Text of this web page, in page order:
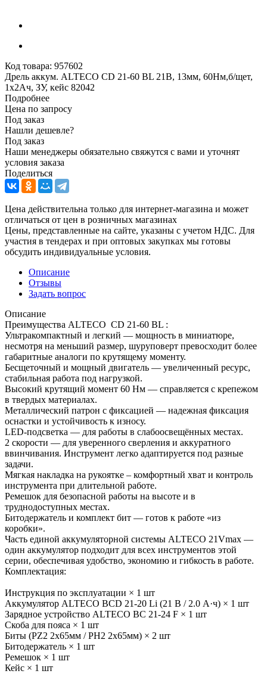
Код товара: 957602
Дрель аккум. ALTECO CD 21-60 BL 21В, 13мм, 60Нм,б/щет,
1х2Ач, ЗУ, кейс 82042
Подробнее
Цена по запросу
Под заказ
Нашли дешевле?
Под заказ
Наши менеджеры обязательно свяжутся с вами и уточнят
условия заказа
Поделиться
Цена действительна только для интернет-магазина и может
отличаться от цен в розничных магазинах
Цены, представленные на сайте, указаны с учетом НДС. Для
участия в тендерах и при оптовых закупках мы готовы
обсудить индивидуальные условия.
Описание
Отзывы
Задать вопрос
Описание
Преимущества ALTECO CD 21-60 BL :
Ультракомпактный и легкий — мощность в миниатюре,
несмотря на меньший размер, шуруповерт превосходит более
габаритные аналоги по крутящему моменту.
Бесщеточный и мощный двигатель — увеличенный ресурс,
стабильная работа под нагрузкой.
Высокий крутящий момент 60 Нм — справляется с крепежом
в твердых материалах.
Металлический патрон с фиксацией — надежная фиксация
оснастки и устойчивость к износу.
LED-подсветка — для работы в слабоосвещённых местах.
2 скорости — для уверенного сверления и аккуратного
ввинчивания. Инструмент легко адаптируется под разные
задачи.
Мягкая накладка на рукоятке – комфортный хват и контроль
инструмента при длительной работе.
Ремешок для безопасной работы на высоте и в
труднодоступных местах.
Битодержатель и комплект бит — готов к работе «из
коробки».
Часть единой аккумуляторной системы ALTECO 21Vmax —
один аккумулятор подходит для всех инструментов этой
серии, обеспечивая удобство, экономию и гибкость в работе.
Комплектация:
Инструкция по эксплуатации × 1 шт
Аккумулятор ALTECO BCD 21-20 Li (21 В / 2.0 А·ч) × 1 шт
Зарядное устройство ALTECO BC 21-24 F × 1 шт
Скоба для пояса × 1 шт
Биты (PZ2 2x65мм / PH2 2x65мм) × 2 шт
Битодержатель × 1 шт
Ремешок × 1 шт
Кейс × 1 шт